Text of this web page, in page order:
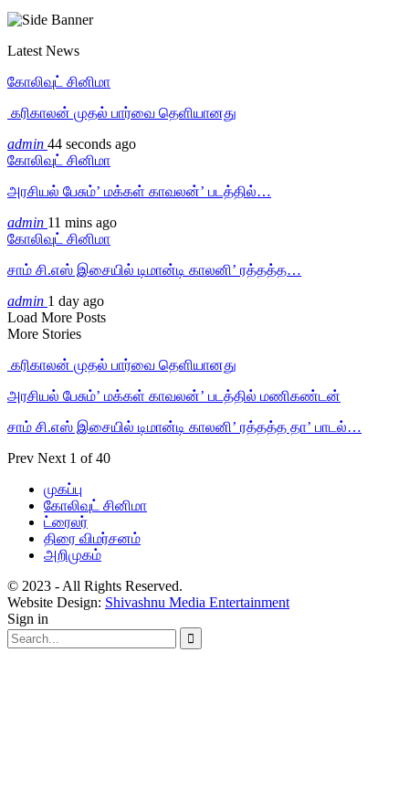
Latest News
கோலிவுட் சினிமா
‎ கரிகாலன் முதல் பார்வை தெளியானது
admin 44 seconds ago
கோலிவுட் சினிமா
அரசியல் பேசும்’ மக்கள் காவலன்’ படத்தில்…
admin 11 mins ago
கோலிவுட் சினிமா
சாம் சி.எஸ் இசையில் டிமான்டி காலனி’ ரத்தத்த…
admin 1 day ago
Load More Posts
More Stories
‎ கரிகாலன் முதல் பார்வை தெளியானது
அரசியல் பேசும்’ மக்கள் காவலன்’ படத்தில் மணிகண்டன்
சாம் சி.எஸ் இசையில் டிமான்டி காலனி’ ரத்தத்த தா’ பாடல்…
Prev Next 1 of 40
முகப்பு
கோலிவுட் சினிமா
ட்ரைலர்
திரை விமர்சனம்
அறிமுகம்
© 2023 - All Rights Reserved.
Website Design: Shivashnu Media Entertainment
Sign in